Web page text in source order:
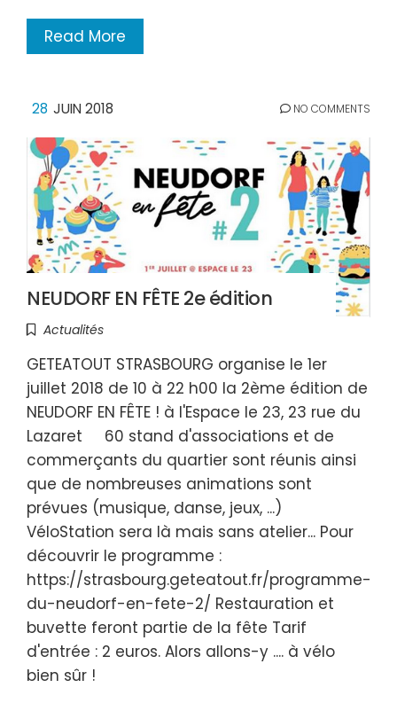
Read More
28 JUIN 2018 NO COMMENTS
NEUDORF EN FÊTE 2e édition
Actualités
GETEATOUT STRASBOURG organise le 1er
juillet 2018 de 10 à 22 h00 la 2ème édition de
NEUDORF EN FÊTE ! à l'Espace le 23, 23 rue du
Lazaret 60 stand d'associations et de
commerçants du quartier sont réunis ainsi
que de nombreuses animations sont
prévues (musique, danse, jeux, ...)
VéloStation sera là mais sans atelier... Pour
découvrir le programme :
https://strasbourg.geteatout.fr/programme-
du-neudorf-en-fete-2/ Restauration et
buvette feront partie de la fête Tarif
d'entrée : 2 euros. Alors allons-y .... à vélo
bien sûr !